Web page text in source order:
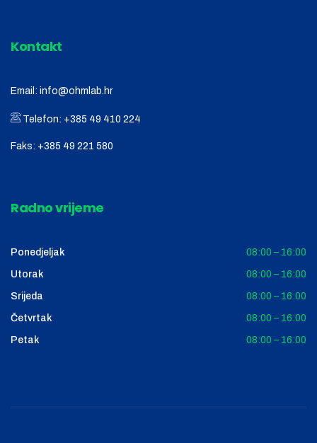
Kontakt
Email: info@ohmlab.hr
Telefon: +385 49 410 224
Faks: +385 49 221 580
Radno vrijeme
Ponedjeljak 08:00 – 16:00
Utorak 08:00 – 16:00
Srijeda 08:00 – 16:00
Četvrtak 08:00 – 16:00
Petak 08:00 – 16:00